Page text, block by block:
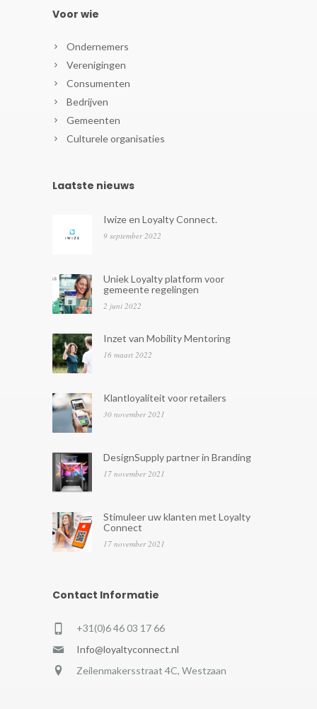
Voor wie
Ondernemers
Verenigingen
Consumenten
Bedrijven
Gemeenten
Culturele organisaties
Laatste nieuws
Iwize en Loyalty Connect.
9 september 2022
Uniek Loyalty platform voor
gemeente regelingen
2 juni 2022
Inzet van Mobility Mentoring
16 maart 2022
Klantloyaliteit voor retailers
30 november 2021
DesignSupply partner in Branding
17 november 2021
Stimuleer uw klanten met Loyalty
Connect
17 november 2021
Contact Informatie
+31(0)6 46 03 17 66
Info@loyaltyconnect.nl
Zeilenmakersstraat 4C, Westzaan